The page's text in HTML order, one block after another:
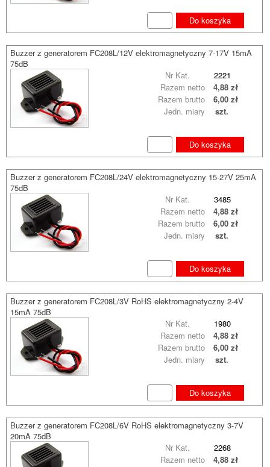
Do koszyka
Buzzer z generatorem FC208L/12V elektromagnetyczny 7-17V 15mA
75dB
Nr Kat.
2221
Razem brutto 6,00 zł
Razem netto 4,88 zł
Jedn. miary szt.
Do koszyka
Buzzer z generatorem FC208L/24V elektromagnetyczny 15-27V 25mA
75dB
Nr Kat.
3485
Razem brutto 6,00 zł
Razem netto 4,88 zł
Jedn. miary szt.
Do koszyka
Buzzer z generatorem FC208L/3V RoHS elektromagnetyczny 2-4V
15mA 75dB
Nr Kat.
1980
Razem brutto 6,00 zł
Razem netto 4,88 zł
Jedn. miary szt.
Do koszyka
Buzzer z generatorem FC208L/6V RoHS elektromagnetyczny 3-7V
20mA 75dB
Nr Kat.
2268
Razem netto 4,88 zł